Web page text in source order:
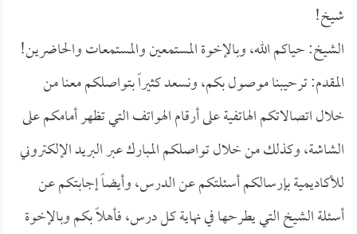
شيخ!
الشيخ: حياكم الله، وبالإخوة المستمعين والمستمعات والحاضرين!
المقدم: ترحيبنا موصول بكم، ونسعد كثيراً بتواصلكم معنا من
خلال اتصالاتكم الهاتفية على أرقام الهواتف التي تظهر أمامكم على
الشاشة، وكذلك من خلال تواصلكم المبارك عبر البريد الإلكتروني
للأكاديمية بإرسالكم أسئلتكم عن الدرس، وأيضاً إجابتكم عن
أسئلة الشيخ التي يطرحها في نهاية كل درس، فأهلاً بكم وبالإخوة